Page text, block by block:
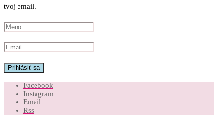
tvoj email.
Facebook
Instagram
Email
Rss